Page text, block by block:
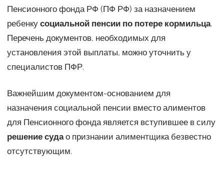
Пенсионного фонда РФ (ПФ РФ) за назначением
ребенку социальной пенсии по потере кормильца.
Перечень документов, необходимых для
установления этой выплаты, можно уточнить у
специалистов ПФР.
Важнейшим документом-основанием для
назначения социальной пенсии вместо алиментов
для Пенсионного фонда является вступившее в силу
решение судао признании алиментщика безвестно
отсутствующим.